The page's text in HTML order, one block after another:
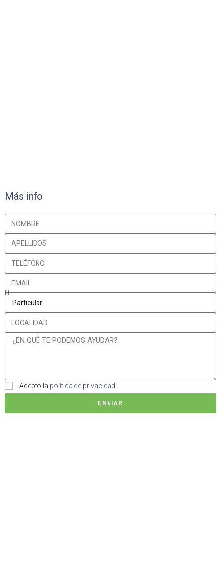
Más info
Acepto la política de privacidad.
ENVIAR